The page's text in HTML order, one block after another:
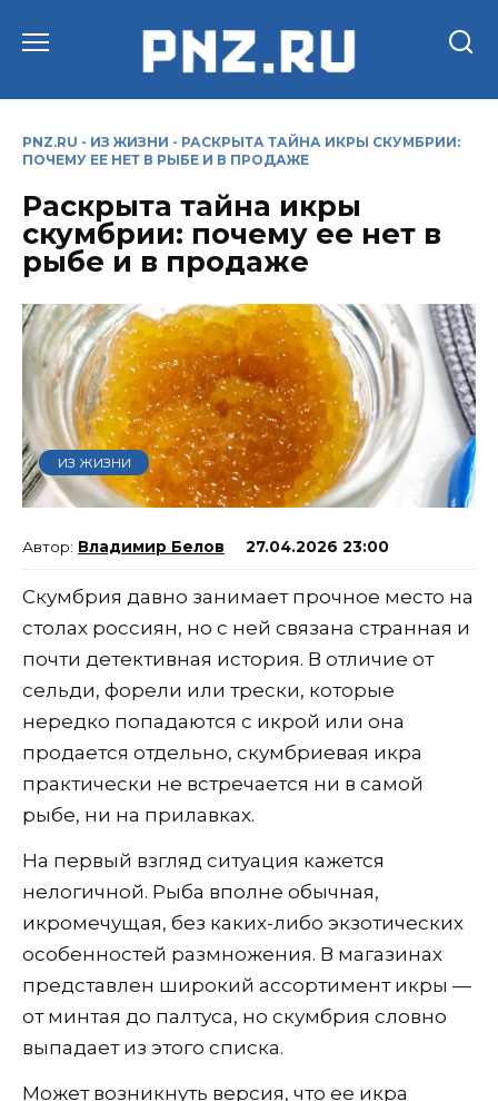
PNZ.RU - ИЗ ЖИЗНИ - РАСКРЫТА ТАЙНА ИКРЫ СКУМБРИИ:
ПОЧЕМУ ЕЕ НЕТ В РЫБЕ И В ПРОДАЖЕ
Раскрыта тайна икры
скумбрии: почему ее нет в
рыбе и в продаже
ИЗ ЖИЗНИ
Владимир Белов 27.04.2026 23:00
Скумбрия давно занимает прочное место на
столах россиян, но с ней связана странная и
почти детективная история. В отличие от
сельди, форели или трески, которые
нередко попадаются с икрой или она
продается отдельно, скумбриевая икра
практически не встречается ни в самой
рыбе, ни на прилавках.
На первый взгляд ситуация кажется
нелогичной. Рыба вполне обычная,
икромечущая, без каких-либо экзотических
особенностей размножения. В магазинах
представлен широкий ассортимент икры —
от минтая до палтуса, но скумбрия словно
выпадает из этого списка.
Может возникнуть версия, что ее икра